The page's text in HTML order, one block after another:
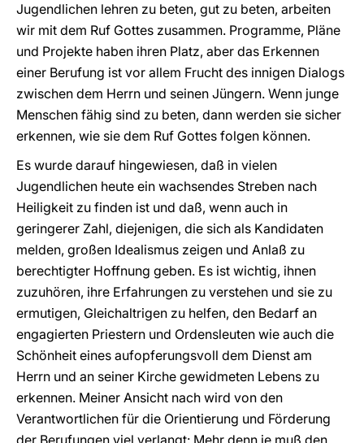
Jugendlichen lehren zu beten, gut zu beten, arbeiten
wir mit dem Ruf Gottes zusammen. Programme, Pläne
und Projekte haben ihren Platz, aber das Erkennen
einer Berufung ist vor allem Frucht des innigen Dialogs
zwischen dem Herrn und seinen Jüngern. Wenn junge
Menschen fähig sind zu beten, dann werden sie sicher
erkennen, wie sie dem Ruf Gottes folgen können.
Es wurde darauf hingewiesen, daß in vielen
Jugendlichen heute ein wachsendes Streben nach
Heiligkeit zu finden ist und daß, wenn auch in
geringerer Zahl, diejenigen, die sich als Kandidaten
melden, großen Idealismus zeigen und Anlaß zu
berechtigter Hoffnung geben. Es ist wichtig, ihnen
zuzuhören, ihre Erfahrungen zu verstehen und sie zu
ermutigen, Gleichaltrigen zu helfen, den Bedarf an
engagierten Priestern und Ordensleuten wie auch die
Schönheit eines aufopferungsvoll dem Dienst am
Herrn und an seiner Kirche gewidmeten Lebens zu
erkennen. Meiner Ansicht nach wird von den
Verantwortlichen für die Orientierung und Förderung
der Berufungen viel verlangt: Mehr denn je muß den